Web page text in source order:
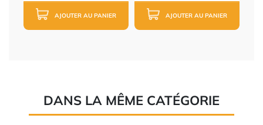
AJOUTER AU PANIER AJOUTER AU PANIER
DANS LA MÊME CATÉGORIE